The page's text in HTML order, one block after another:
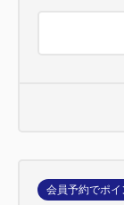
会員予約でポイ